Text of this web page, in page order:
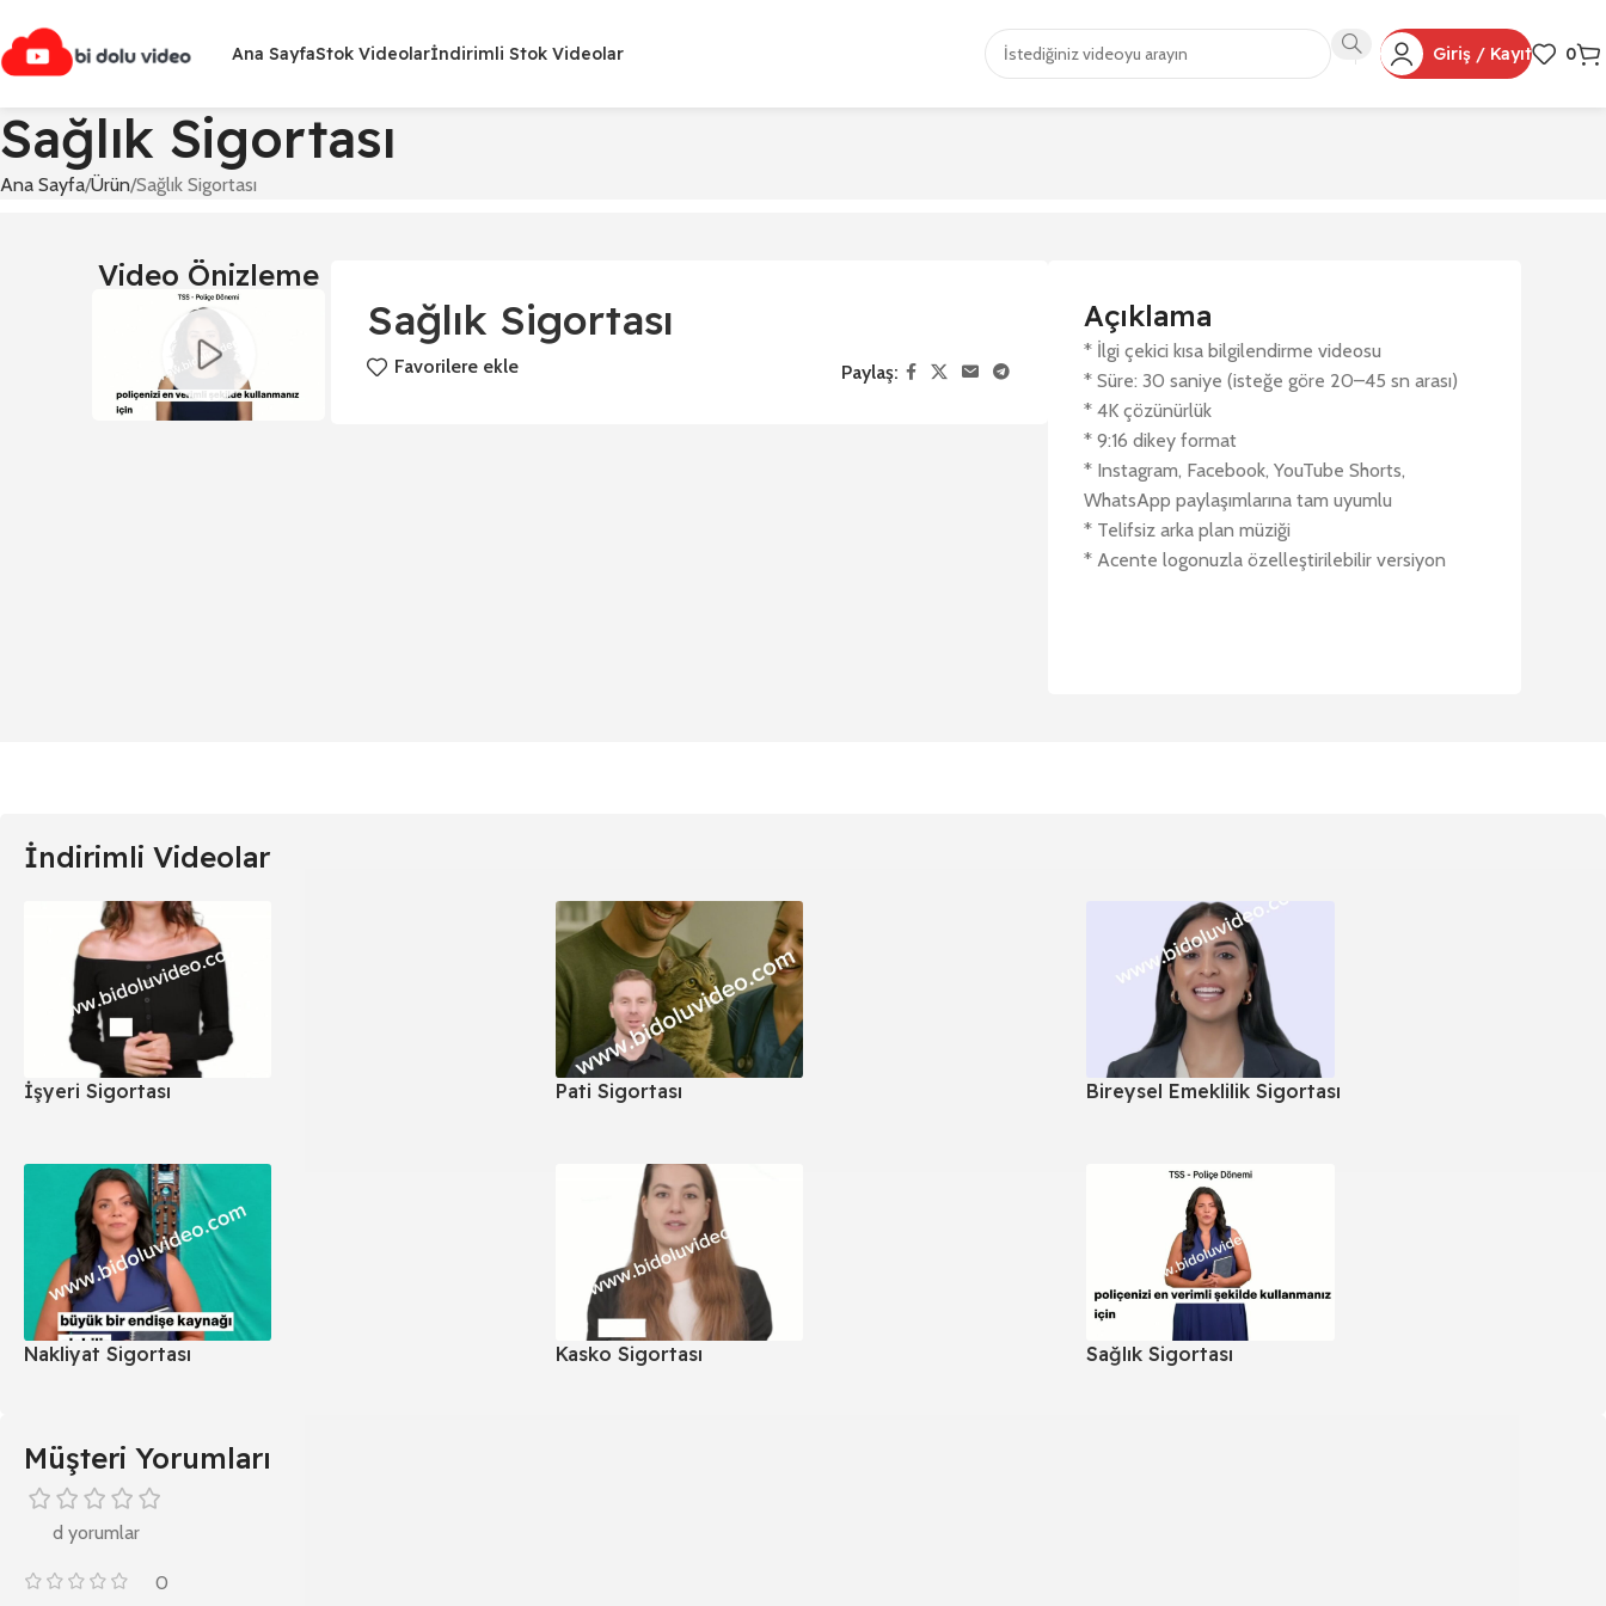
Ana SayfaStok Videolarİndirimli Stok Videolar Giriş / Kayıt 0
Sağlık Sigortası
Ana Sayfa Ürün Sağlık Sigortası
Video Önizleme
Sağlık Sigortası
Favorilere ekle Paylaş:
Açıklama
* İlgi çekici kısa bilgilendirme videosu
* Süre: 30 saniye (isteğe göre 20–45 sn arası)
* 4K çözünürlük
* 9:16 dikey format
* Instagram, Facebook, YouTube Shorts,
WhatsApp paylaşımlarına tam uyumlu
* Telifsiz arka plan müziği
* Acente logonuzla özelleştirilebilir versiyon
İndirimli Videolar
İşyeri Sigortası Pati Sigortası Bireysel Emeklilik Sigortası
Nakliyat Sigortası Kasko Sigortası Sağlık Sigortası
Müşteri Yorumları
d yorumlar
0